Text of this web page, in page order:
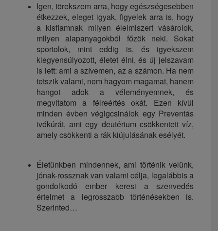
Igen, törekszem arra, hogy egészségesebben
étkezzek, eleget igyak, figyelek arra is, hogy
a kisfiamnak milyen élelmiszert vásárolok,
milyen alapanyagokból főzök neki. Sokat
sportolok, mint eddig is, és igyekszem
kiegyensúlyozott, életet élni, és új jelszavam
is lett: ami a szívemen, az a számon. Ha nem
tetszik valami, nem hagyom magamat, hanem
hangot adok a véleményemnek, és
megvitatom a félreértés okát. Ezen kívül
minden évben végigcsinálok egy Preventás
ivókúrát, ami egy deutérium csökkentett víz,
amely csökkenti a rák kiújulásának esélyét.
Életünkben mindennek, ami történik velünk,
jónak-rossznak van valami célja, legalábbis a
gondolkodó ember keresi a szenvedés
értelmet a legrosszabb történésekben is.
Szerinted…